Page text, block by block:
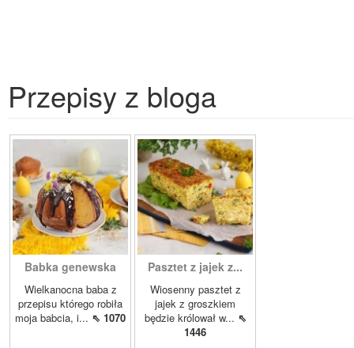
Przepisy z bloga
Babka genewska
Wielkanocna baba z
przepisu którego robiła
moja babcia, i... ⇖ 1070
Pasztet z jajek z...
Wiosenny pasztet z
jajek z groszkiem
będzie królował w... ⇖
1446